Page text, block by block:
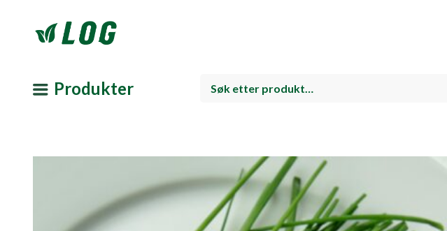
Produkter